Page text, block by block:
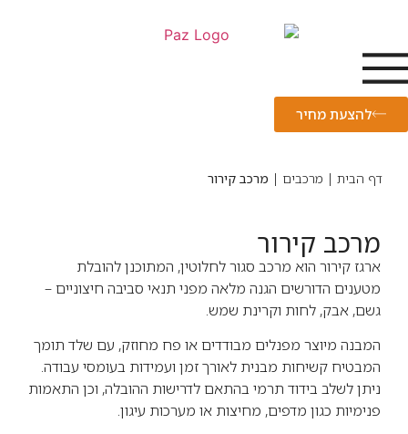
להצעת מחיר
דף הבית | מרכבים | מרכב קירור
מרכב קירור
ארגז קירור הוא מרכב סגור לחלוטין, המתוכנן להובלת
מטענים הדורשים הגנה מלאה מפני תנאי סביבה חיצוניים –
גשם, אבק, לחות וקרינת שמש.
המבנה מיוצר מפנלים מבודדים או פח מחוזק, עם שלד תומך
המבטיח קשיחות מבנית לאורך זמן ועמידות בעומסי עבודה.
ניתן לשלב בידוד תרמי בהתאם לדרישות ההובלה, וכן התאמות
פנימיות כגון מדפים, מחיצות או מערכות עיגון.